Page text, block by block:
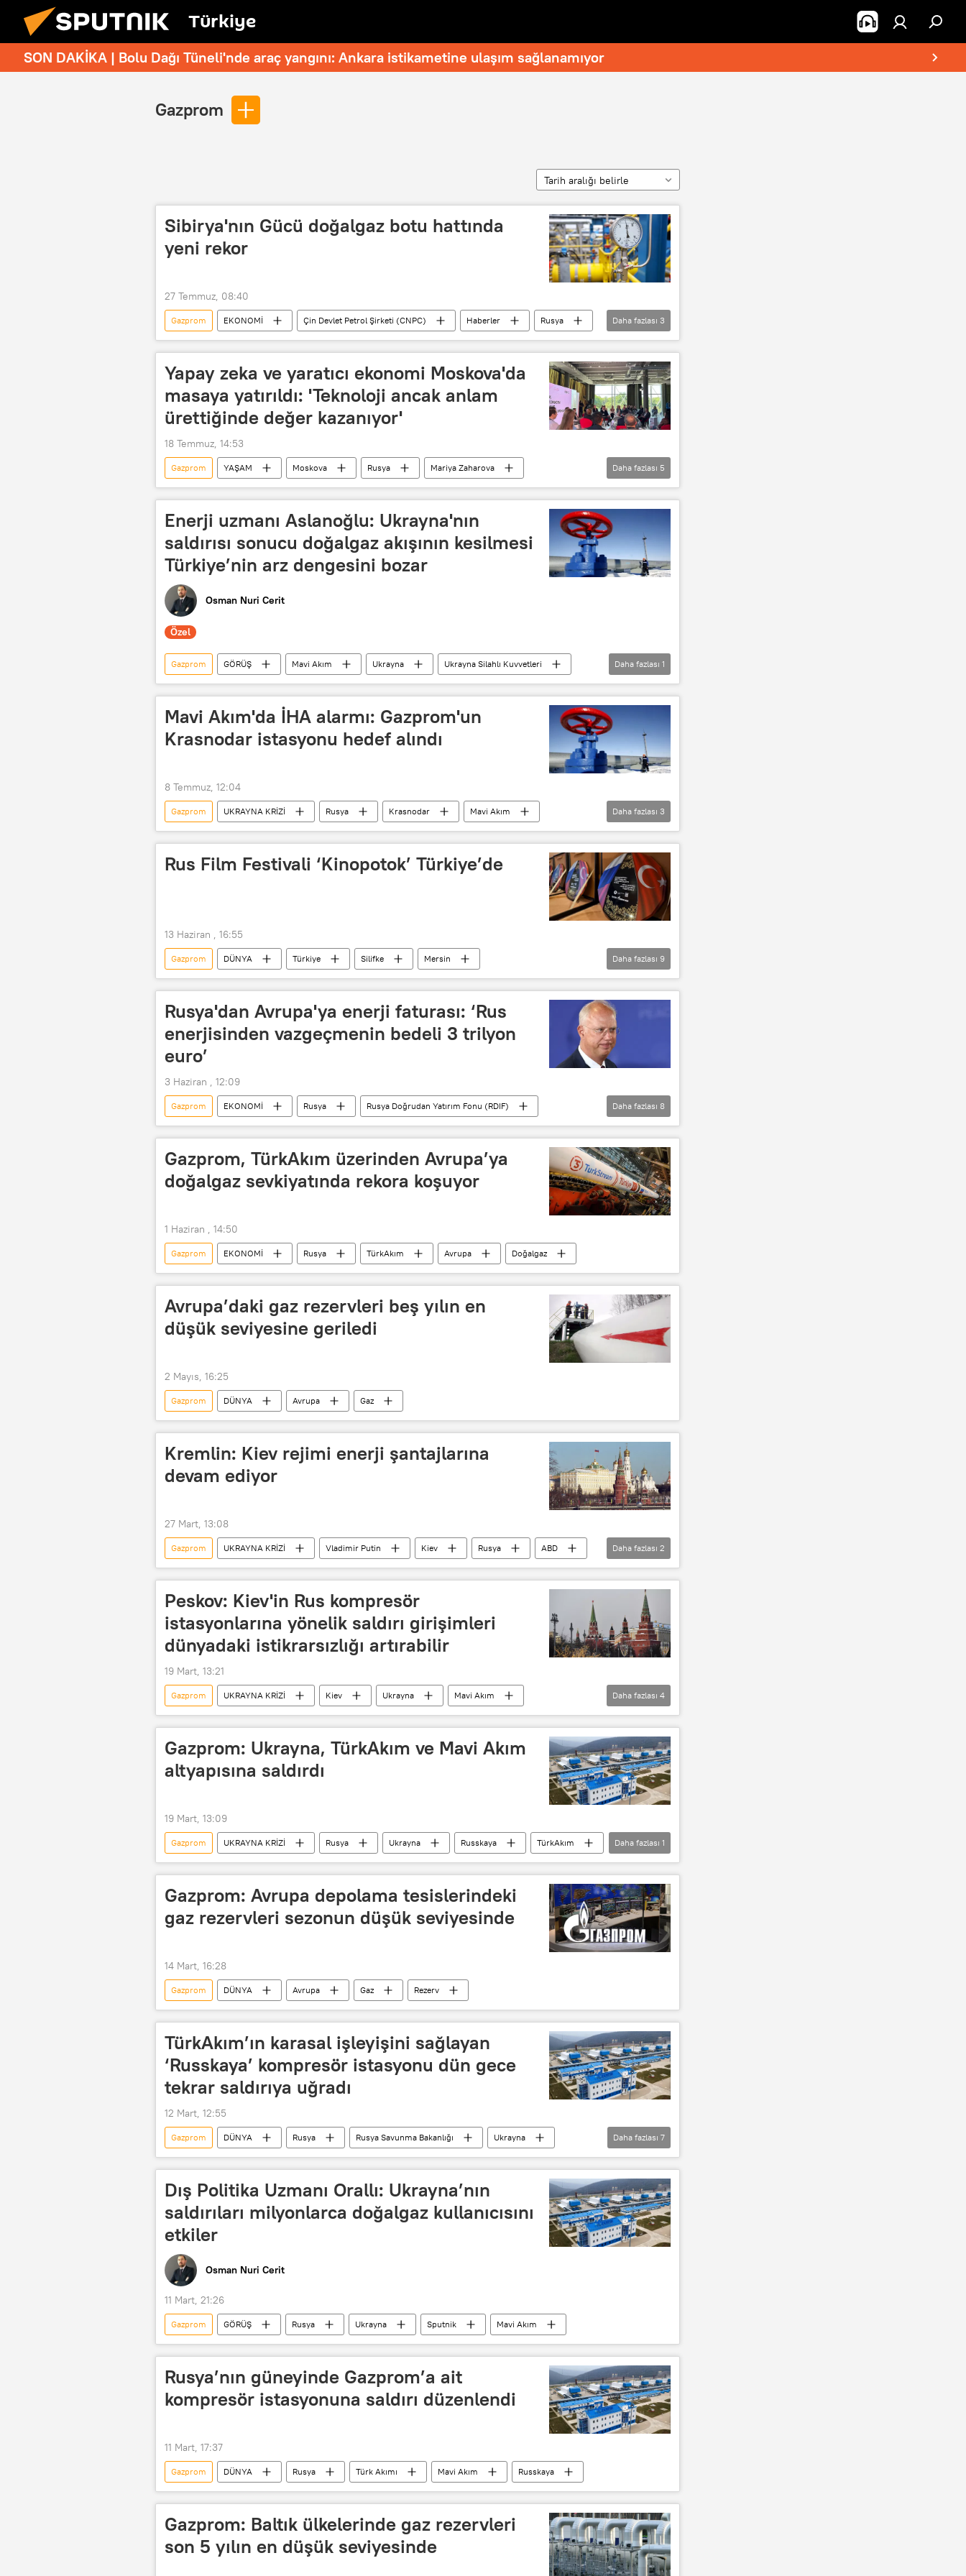
Türkiye
SON DAKİKA | Bolu Dağı Tüneli'nde araç yangını: Ankara istikametine ulaşım sağlanamıyor
Gazprom
Tarih aralığı belirle
Sibirya'nın Gücü doğalgaz botu hattında
yeni rekor
27 Temmuz, 08:40
Gazprom EKONOMİ Çin Devlet Petrol Şirketi (CNPC) Haberler
Rusya
Çin
Doğalgaz Sila Sibiri (Sibirya’nın Gücü)
Daha fazlası 3
Yapay zeka ve yaratıcı ekonomi Moskova'da
masaya yatırıldı: 'Teknoloji ancak anlam
ürettiğinde değer kazanıyor'
18 Temmuz, 14:53
Gazprom YAŞAM Moskova Rusya
Mariya Zaharova
Tom Cruise
Forbes NASA Maşa ve Koca Ayı
Audi
Daha fazlası 5
Enerji uzmanı Aslanoğlu: Ukrayna'nın
saldırısı sonucu doğalgaz akışının kesilmesi
Türkiye’nin arz dengesini bozar
Osman Nuri Cerit
Özel
Gazprom GÖRÜŞ Mavi Akım Ukrayna
Ukrayna Silahlı Kuvvetleri
Krasnodar
Daha fazlası 1
Mavi Akım'da İHA alarmı: Gazprom'un
Krasnodar istasyonu hedef alındı
8 Temmuz, 12:04
Gazprom UKRAYNA KRİZİ Rusya Krasnodar
Mavi Akım
Türkiye
Ukrayna Saldırı İnsansız Hava Aracı (İHA)
Daha fazlası 3
Rus Film Festivali ‘Kinopotok’ Türkiye’de
13 Haziran , 16:55
Gazprom DÜNYA Türkiye Silifke
Mersin
Akkuyu Nükleer Güç Santrali (NGS)
film festivali Akkuyu
Akkuyu NGS
Ankara
Daha fazlası 9
Rusya'dan Avrupa'ya enerji faturası: ‘Rus
enerjisinden vazgeçmenin bedeli 3 trilyon
euro’
3 Haziran , 12:09
Gazprom EKONOMİ Rusya
Rusya Doğrudan Yatırım Fonu (RDIF)
Kirill Dmitriev
Avrupa Almanya
St. Petersburg Ekonomi Forumu (SPIEF)
Daha fazlası 8
Gazprom, TürkAkım üzerinden Avrupa’ya
doğalgaz sevkiyatında rekora koşuyor
1 Haziran , 14:50
Gazprom EKONOMİ Rusya TürkAkım Avrupa Doğalgaz
Avrupa’daki gaz rezervleri beş yılın en
düşük seviyesine geriledi
2 Mayıs, 16:25
Gazprom DÜNYA Avrupa Gaz
Kremlin: Kiev rejimi enerji şantajlarına
devam ediyor
27 Mart, 13:08
Gazprom UKRAYNA KRİZİ Vladimir Putin Kiev Rusya
ABD
Kremlin
Kuzey Akım
Daha fazlası 2
Peskov: Kiev'in Rus kompresör
istasyonlarına yönelik saldırı girişimleri
dünyadaki istikrarsızlığı artırabilir
19 Mart, 13:21
Gazprom UKRAYNA KRİZİ Kiev Ukrayna
Mavi Akım
İnsansız Hava Aracı (İHA)
TürkAkım
TürkAkım doğalgaz boru hattı
Daha fazlası 4
Gazprom: Ukrayna, TürkAkım ve Mavi Akım
altyapısına saldırdı
19 Mart, 13:09
Gazprom UKRAYNA KRİZİ Rusya Ukrayna Russkaya
TürkAkım
Mavi Akım
Daha fazlası 1
Gazprom: Avrupa depolama tesislerindeki
gaz rezervleri sezonun düşük seviyesinde
14 Mart, 16:28
Gazprom DÜNYA Avrupa Gaz Rezerv
TürkAkım’ın karasal işleyişini sağlayan
‘Russkaya’ kompresör istasyonu dün gece
tekrar saldırıya uğradı
12 Mart, 12:55
Gazprom DÜNYA Rusya Rusya Savunma Bakanlığı
Ukrayna
Saldırı
TürkAkım TürkAkım doğalgaz boru hattı
Silahlı İHA (SİHA)
Daha fazlası 7
Dış Politika Uzmanı Orallı: Ukrayna’nın
saldırıları milyonlarca doğalgaz kullanıcısını
etkiler
Osman Nuri Cerit
11 Mart, 21:26
Gazprom GÖRÜŞ Rusya Ukrayna Sputnik Mavi Akım
Rusya’nın güneyinde Gazprom’a ait
kompresör istasyonuna saldırı düzenlendi
11 Mart, 17:37
Gazprom DÜNYA Rusya Türk Akımı Mavi Akım Russkaya
Gazprom: Baltık ülkelerinde gaz rezervleri
son 5 yılın en düşük seviyesinde